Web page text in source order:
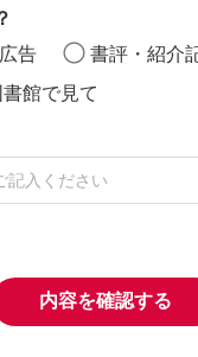
広告
書評・紹介
館で見て
内容を確認する